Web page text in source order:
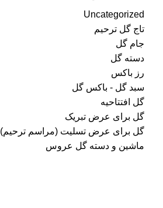
Uncategorized
تاج گل ترحیم
جام گل
دسته گل
رز باکس
سبد گل - باکس گل
گل افتتاحیه
گل برای عرض تبریک
گل برای عرض تسلیت (مراسم ترحیم)
ماشین و دسته گل عروس